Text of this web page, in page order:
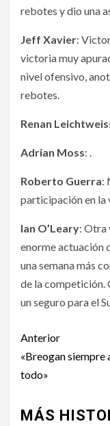
rebotes y dio una
Jeff Xavier:
victoria muy
nivel ofensivo,
rebotes.
Renan
Adrian Moss: .
Roberto Guerra:
participación en la
Ian O’Leary: Otra
enorme actuación
una semana más
de la competición.
un seguro para el
Anterior
«Breogan siempre
todo»
MÁS